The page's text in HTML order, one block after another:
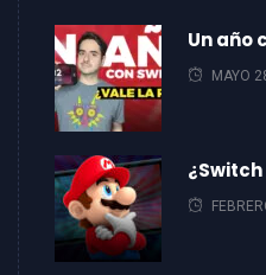
Un año
MAYO